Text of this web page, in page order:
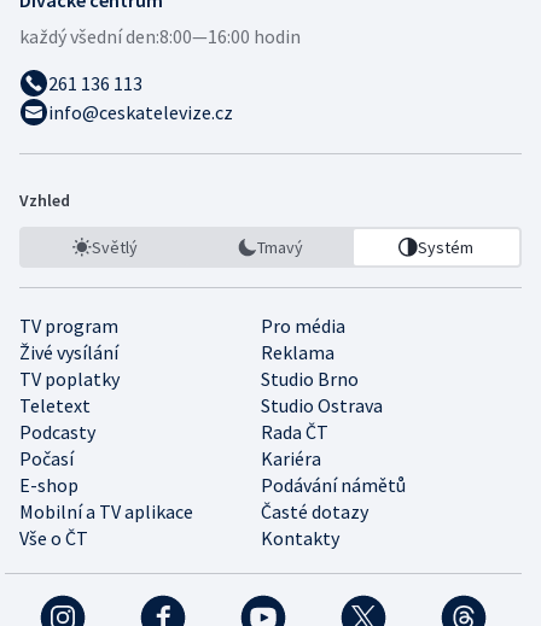
každý všední den:8:00—16:00 hodin
261 136 113
info@ceskatelevize.cz
Vzhled
Světlý Tmavý Systém
TV program
Pro média
Živé vysílání
Reklama
TV poplatky
Studio Brno
Teletext
Studio Ostrava
Podcasty
Rada ČT
Počasí
Kariéra
E-shop
Podávání námětů
Mobilní a TV aplikace
Časté dotazy
Vše o ČT
Kontakty